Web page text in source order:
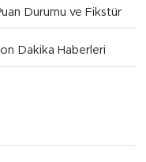
Durumu ve Fikstür
Dakika Haberleri